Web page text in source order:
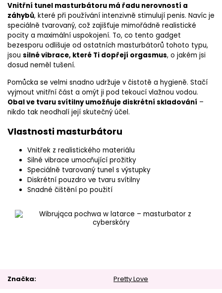
Vnitřní tunel masturbátoru má řadu nerovností a
záhybů, které při používání intenzivně stimulují penis. Navíc je
speciálně tvarovaný, což zajišťuje mimořádně realistické
pocity a maximální uspokojení. To, co tento gadget
bezesporu odlišuje od ostatních masturbátorů tohoto typu,
jsou silné vibrace, které Ti dopřejí orgasmus, o jakém jsi
dosud neměl tušení.
Pomůcka se velmi snadno udržuje v čistotě a hygieně. Stačí
vyjmout vnitřní část a omýt ji pod tekoucí vlažnou vodou.
Obal ve tvaru svítilny umožňuje diskrétní skladování –
nikdo tak neodhalí její skutečný účel.
Vlastnosti masturbátoru
Vnitřek z realistického materiálu
Silné vibrace umocňující prožitky
Speciálně tvarovaný tunel s výstupky
Diskrétní pouzdro ve tvaru svítilny
Snadné čištění po použití
Značka Pretty Love